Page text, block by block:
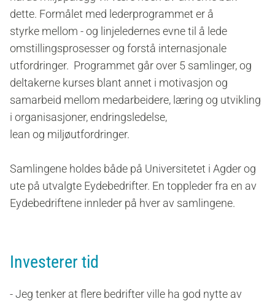
dette. Formålet med lederprogrammet er å
styrke mellom - og linjeledernes evne til å lede
omstillingsprosesser og forstå internasjonale
utfordringer. Programmet går over 5 samlinger, og
deltakerne kurses blant annet i motivasjon og
samarbeid mellom medarbeidere, læring og utvikling
i organisasjoner, endringsledelse,
lean og miljøutfordringer.
Samlingene holdes både på Universitetet i Agder og
ute på utvalgte Eydebedrifter. En toppleder fra en av
Eydebedriftene innleder på hver av samlingene.
Investerer tid
- Jeg tenker at flere bedrifter ville ha god nytte av